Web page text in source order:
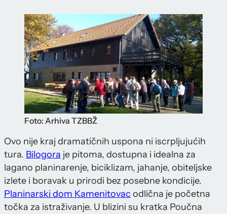
Foto: Arhiva TZBBŽ
Ovo nije kraj dramatičnih uspona ni iscrpljujućih
tura. Bilogora je pitoma, dostupna i idealna za
lagano planinarenje, biciklizam, jahanje, obiteljske
izlete i boravak u prirodi bez posebne kondicije.
Planinarski dom Kamenitovac odlična je početna
točka za istraživanje. U blizini su kratka Poučna